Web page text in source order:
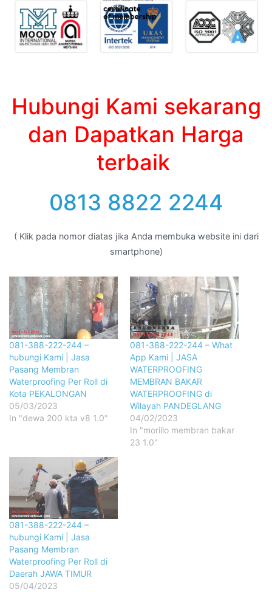
Hubungi Kami sekarang
dan Dapatkan Harga
terbaik
0813 8822 2244
( Klik pada nomor diatas jika Anda membuka website ini dari
smartphone)
081-388-222-244 –
hubungi Kami | Jasa
Pasang Membran
Waterproofing Per Roll di
Kota PEKALONGAN
05/03/2023
In "dewa 200 kta v8 1.0"
081-388-222-244 – What
App Kami | JASA
WATERPROOFING
MEMBRAN BAKAR
WATERPROOFING di
Wilayah PANDEGLANG
04/02/2023
In "morillo membran bakar
23 1.0"
081-388-222-244 –
hubungi Kami | Jasa
Pasang Membran
Waterproofing Per Roll di
Daerah JAWA TIMUR
05/04/2023